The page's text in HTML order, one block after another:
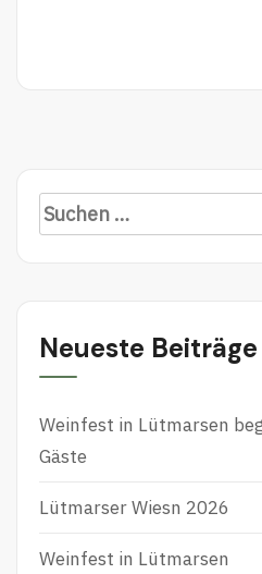
Neueste Beiträge
Weinfest in Lütmarsen
Gäste
Lütmarser Wiesn 2026
Weinfest in Lütmarsen